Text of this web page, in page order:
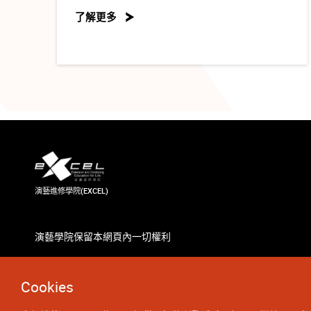
Cookies
了解更多
演藝進修學院(EXCEL)
演藝學院保留本網頁內一切權利